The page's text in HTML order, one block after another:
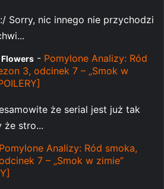
Sorry, nic innego nie przychodzi
- Pomylone Analizy: Ród
3, odcinek 7 – „Smok w
że serial jest już tak
że stro...
Pomylone Analizy: Ród smoka,
7 – „Smok w zimie”